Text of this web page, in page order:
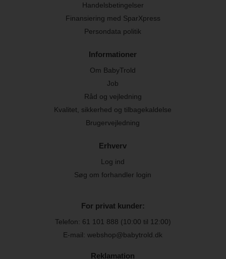
Handelsbetingelser
Finansiering med SparXpress
Persondata politik
Informationer
Om BabyTrold
Job
Råd og vejledning
Kvalitet, sikkerhed og tilbagekaldelse
Brugervejledning
Erhverv
Log ind
Søg om forhandler login
For privat kunder:
Telefon: 61 101 888 (10:00 til 12:00)
E-mail: webshop@babytrold.dk
Reklamation